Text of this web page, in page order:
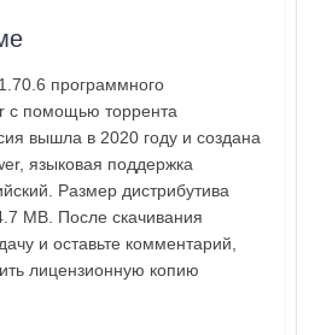
программного
с помощью торрента
вышла в 2020 году и создана
языковая поддержка
Размер дистрибутива
MB. После скачивания
и оставьте комментарий,
лицензионную копию